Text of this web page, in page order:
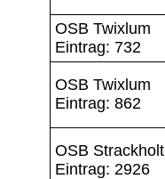
OSB Twixlum
Eintrag: 732
OSB Twixlum
Eintrag: 862
OSB Strackholt
Eintrag: 2926